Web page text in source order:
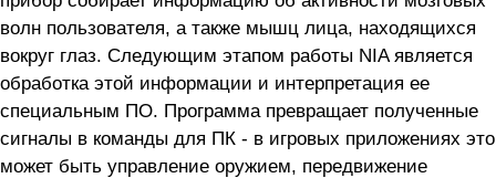
волн пользователя, а также мышц лица, находящихся
вокруг глаз. Следующим этапом работы NIA является
обработка этой информации и интерпретация ее
специальным ПО. Программа превращает полученные
сигналы в команды для ПК - в игровых приложениях это
может быть управление оружием, передвижение